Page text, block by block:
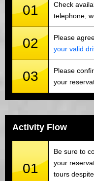
01
Check
telephone,
02 Please
your valid
03
Please
your
Activity Flow
01
Be sure to
your
tours